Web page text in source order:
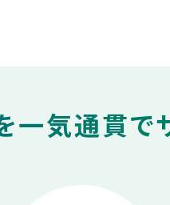
気通貫で